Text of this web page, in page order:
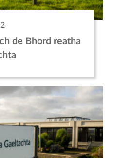
de Bhord reatha